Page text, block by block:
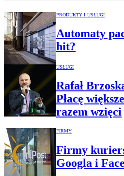
PRODUKTY I USŁUGI
Automaty
hit?
USŁUGI
Rafał
Płacę
razem wzięci
FIRMY
Firmy
Googla i